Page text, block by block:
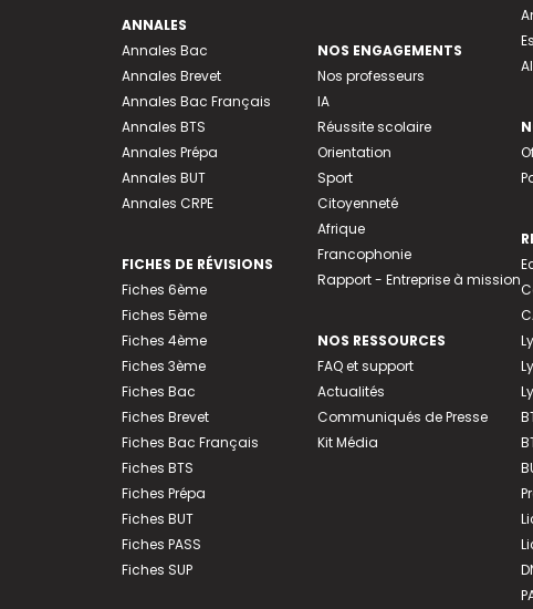
ANNALES
Annales Bac
Annales Brevet
Annales Bac Français
Annales BTS
Annales Prépa
Annales BUT
Annales CRPE
FICHES DE RÉVISIONS
Fiches 6ème
Fiches 5ème
Fiches 4ème
Fiches 3ème
Fiches Bac
Fiches Brevet
Fiches Bac Français
Fiches BTS
Fiches Prépa
Fiches BUT
Fiches PASS
Fiches SUP
NOS ENGAGEMENTS
Nos professeurs
IA
Réussite scolaire
Orientation
Sport
Citoyenneté
Afrique
Francophonie
Rapport - Entreprise à mission
NOS RESSOURCES
FAQ et support
Actualités
Communiqués de Presse
Kit Média